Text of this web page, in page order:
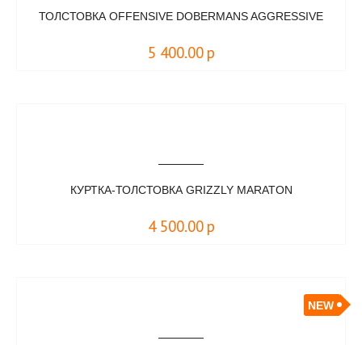
ТОЛСТОВКА OFFENSIVE DOBERMANS AGGRESSIVE
5 400.00 р
КУРТКА-ТОЛСТОВКА GRIZZLY MARATON
4 500.00 р
NEW